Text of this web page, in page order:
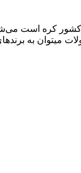
کشور کره است
میتوان به